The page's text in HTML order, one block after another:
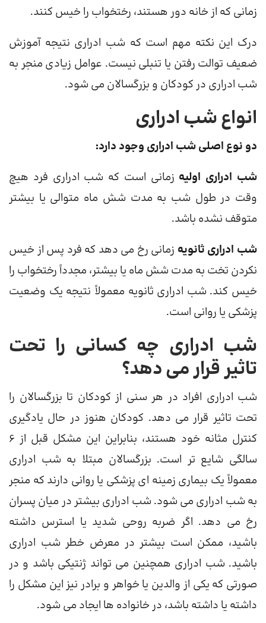
زمانی که از خانه دور هستند، رختخواب را خیس کنند.
درک این نکته مهم است که شب ادراری نتیجه آموزش
ضعیف توالت رفتن یا تنبلی نیست. عوامل زیادی منجر به
شب ادراری در کودکان و بزرگسالان می شود.
انواع شب ادراری
دو نوع اصلی شب ادراری وجود دارد:
شب ادراری اولیه زمانی است که شب ادراری فرد هیچ
وقت در طول شب به مدت شش ماه متوالی یا بیشتر
متوقف نشده باشد.
شب ادراری ثانویه زمانی رخ می دهد که فرد پس از خیس
نکردن تخت به مدت شش ماه یا بیشتر، مجدداً رختخواب را
خیس کند. شب ادراری ثانویه معمولاً نتیجه یک وضعیت
پزشکی یا روانی است.
شب ادراری چه کسانی را تحت
تاثیر قرار می دهد؟
شب ادراری افراد در هر سنی از کودکان تا بزرگسالان را
تحت تاثیر قرار می دهد. کودکان هنوز در حال یادگیری
کنترل مثانه خود هستند، بنابراین این مشکل قبل از 6
سالگی شایع تر است. بزرگسالان مبتلا به شب ادراری
معمولاً یک بیماری زمینه ای پزشکی یا روانی دارند که منجر
به شب ادراری می شود. شب ادراری بیشتر در میان پسران
رخ می دهد. اگر ضربه روحی شدید یا استرس داشته
باشید، ممکن است بیشتر در معرض خطر شب ادراری
باشید. شب ادراری همچنین می تواند ژنتیکی باشد و در
صورتی که یکی از والدین یا خواهر و برادر نیز این مشکل را
داشته یا داشته باشد، در خانواده ها ایجاد می شود.